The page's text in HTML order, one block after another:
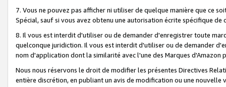
7. Vous ne pouvez pas afficher ni utiliser de quelque manière que ce
Spécial, sauf si vous avez obtenu une autorisation écrite spécifique de
8. Il vous est interdit d'utiliser ou de demander d'enregistrer toute
quelconque juridiction. Il vous est interdit d'utiliser ou de demander
nom d'application dont la similarité avec l'une des Marques
Nous nous réservons le droit de modifier les présentes Directives
entière discrétion, en publiant un avis de modification ou une nouvelle